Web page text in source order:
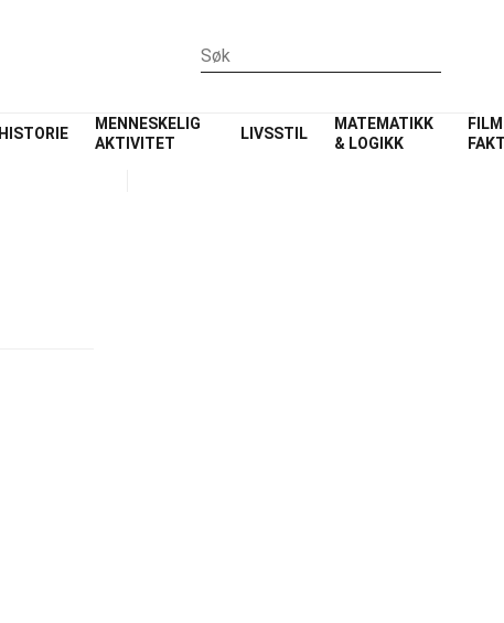
HISTORIE
MENNESKELIG
AKTIVITET
LIVSSTIL
MATEMATIKK
& LOGIKK
FILM